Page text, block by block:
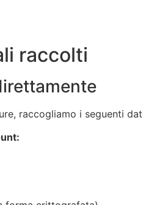
raccolti
raccogliamo i seguenti